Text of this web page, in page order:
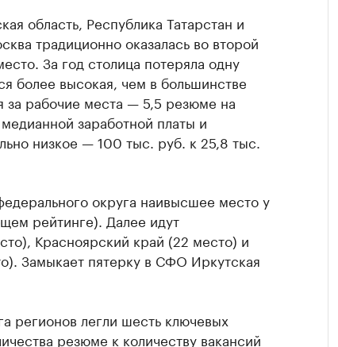
область, Республика Татарстан и
традиционно оказалась во второй
За год столица потеряла одну
более высокая, чем в большинстве
за рабочие места — 5,5 резюме на
заработной платы и
низкое — 100 тыс. руб. к 25,8 тыс.
округа наивысшее место у
рейтинге). Далее идут
Красноярский край (22 место) и
Замыкает пятерку в СФО Иркутская
регионов легли шесть ключевых
резюме к количеству вакансий